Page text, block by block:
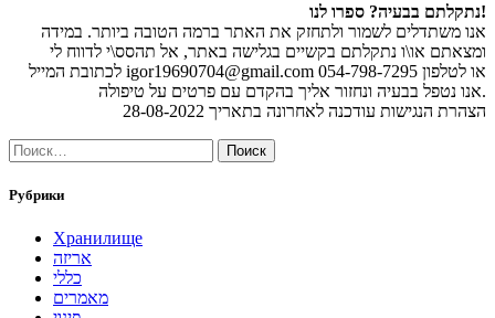
נתקלתם בבעיה? ספרו לנו!
אנו משתדלים לשמור ולתחזק את האתר ברמה הטובה ביותר. במידה
ומצאתם או\ו נתקלתם בקשיים בגלישה באתר, אל תהסס\י לדווח לי
לכתובת המייל igor19690704@gmail.com או לטלפון 054-798-7295
אנו נטפל בבעיה ונחזור אליך בהקדם עם פרטים על טיפולה.
הצהרת הנגישות עודכנה לאחרונה בתאריך 28-08-2022
Найти:
Рубрики
Хранилище
אריזה
כללי
מאמרים